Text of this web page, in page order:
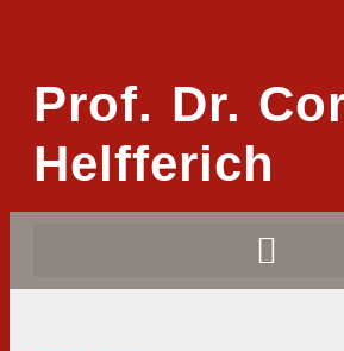
Prof. Dr.
Helfferich